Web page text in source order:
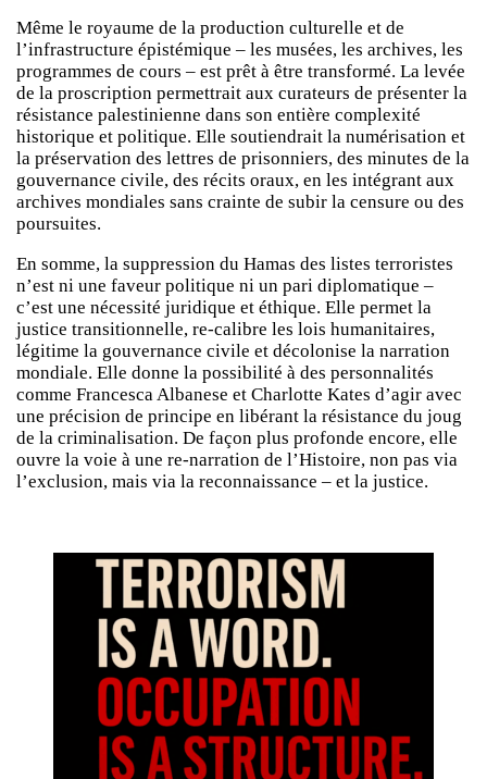
Même le royaume de la production culturelle et de
l’infrastructure épistémique – les musées, les archives, les
programmes de cours – est prêt à être transformé. La levée
de la proscription permettrait aux curateurs de présenter la
résistance palestinienne dans son entière complexité
historique et politique. Elle soutiendrait la numérisation et
la préservation des lettres de prisonniers, des minutes de la
gouvernance civile, des récits oraux, en les intégrant aux
archives mondiales sans crainte de subir la censure ou des
poursuites.
En somme, la suppression du Hamas des listes terroristes
n’est ni une faveur politique ni un pari diplomatique –
c’est une nécessité juridique et éthique. Elle permet la
justice transitionnelle, re-calibre les lois humanitaires,
légitime la gouvernance civile et décolonise la narration
mondiale. Elle donne la possibilité à des personnalités
comme Francesca Albanese et Charlotte Kates d’agir avec
une précision de principe en libérant la résistance du joug
de la criminalisation. De façon plus profonde encore, elle
ouvre la voie à une re-narration de l’Histoire, non pas via
l’exclusion, mais via la reconnaissance – et la justice.